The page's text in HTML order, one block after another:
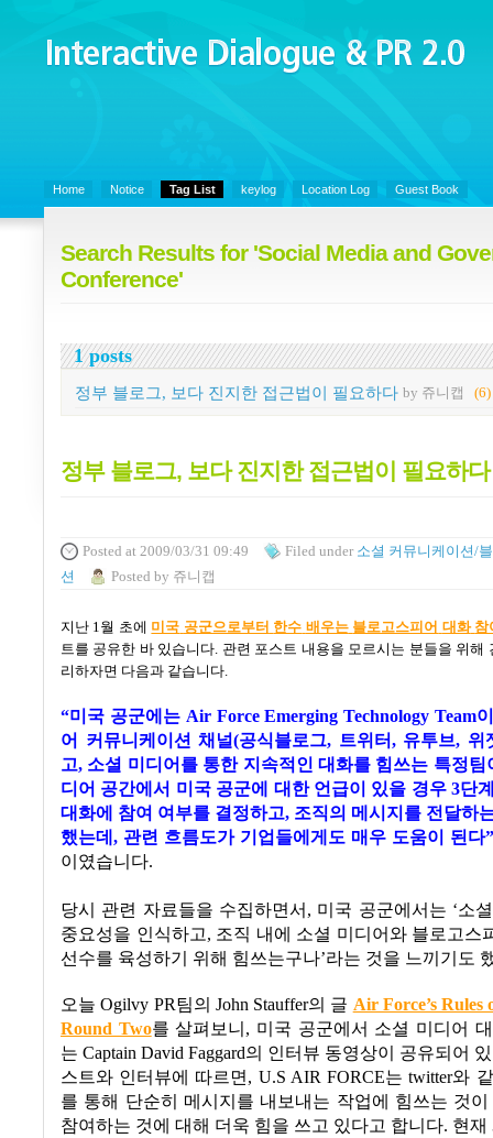
Interactive Dialogue &
PR 2.0
Home Notice Tag List keylog Location Log Guest Book
Search Results for 'Social Media and
Conference'
1 posts
정부 블로그, 보다 진지한 접근법이 필요하다 by 쥬니캡 (6)
정부 블로그, 보다 진지한 접근법이 필요하다
Posted at 2009/03/31 09:49 Filed under 소셜 커뮤니케이션/
션
Posted by 쥬니캡
지난 1월 초에 미국 공군으로부터 한수 배우는 블로고스피어 대화 참
트를 공유한 바 있습니다. 관련 포스트 내용을 모르시는 분들을 위해
리하자면 다음과 같습니다.
“미국 공군에는Air Force Emerging Technology Team
어 커뮤니케이션 채널(공식블로그, 트위터, 유투브, 위
고, 소셜 미디어를 통한 지속적인 대화를 힘쓰는 특정팀
디어 공간에서 미국 공군에 대한 언급이 있을 경우3단
대화에 참여 여부를 결정하고, 조직의 메시지를 전달하
했는데 , 관련 흐름도가 기업들에게도 매우 도움이 된다”
이였습니다.
당시 관련 자료들을 수집하면서 , 미국 공군에서는 ‘소
중요성을 인식하고, 조직 내에 소셜 미디어와 블로고스
선수를 육성하기 위해 힘쓰는구나’라는 것을 느끼기도
오늘 Ogilvy PR팀의 John Stauffer의 글 Air Force’s Rules
Round Two를 살펴보니 , 미국 공군에서 소셜 미디어
는 Captain David Faggard의 인터뷰 동영상이 공유되어
스트와 인터뷰에 따르면, U.S AIR FORCE는 twitter와
를 통해 단순히 메시지를 내보내는 작업에 힘쓰는 것
참여하는 것에 대해 더욱 힘을 쓰고 있다고 합니다. 현재